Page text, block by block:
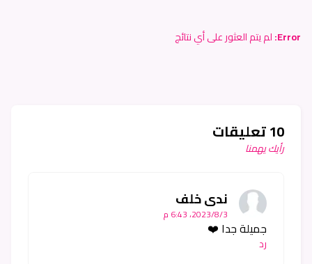
Error: لم يتم العثور على أي نتائج
10 تعليقات
رأيك يهمنا
ندى خلف
3‏/8‏/2023، 6:43 م
جميلة جدا ❤️
رد